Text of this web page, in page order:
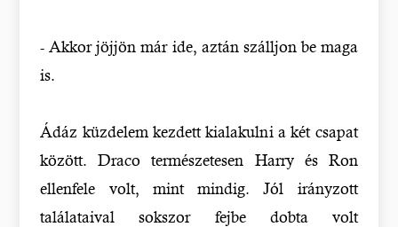
- Akkor jöjjön már ide, aztán szálljon be maga
is.
Ádáz küzdelem kezdett kialakulni a két csapat
között. Draco természetesen Harry és Ron
ellenfele volt, mint mindig. Jól irányzott
találataival sokszor fejbe dobta volt